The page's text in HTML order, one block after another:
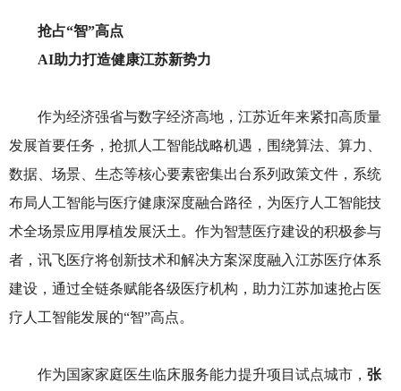
抢占“智”高点
AI助力打造健康江苏新势力
作为经济强省与数字经济高地，江苏近年来紧扣高质量
发展首要任务，抢抓人工智能战略机遇，围绕算法、算力、
数据、场景、生态等核心要素密集出台系列政策文件，系统
布局人工智能与医疗健康深度融合路径，为医疗人工智能技
术全场景应用厚植发展沃土。作为智慧医疗建设的积极参与
者，讯飞医疗将创新技术和解决方案深度融入江苏医疗体系
建设，通过全链条赋能各级医疗机构，助力江苏加速抢占医
疗人工智能发展的“智”高点。
作为国家家庭医生临床服务能力提升项目试点城市， 张